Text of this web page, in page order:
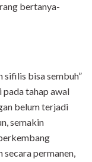
bertanya-
sifilis bisa sembuh”
tahap awal
belum terjadi
semakin
permanen,